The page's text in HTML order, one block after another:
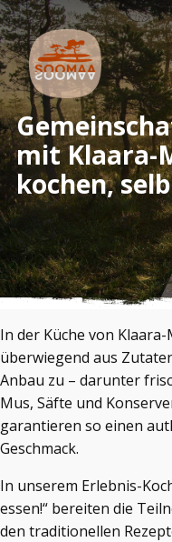
mit Klaara-
kochen,
In der Küche von
überwiegend aus
Anbau zu – darunter
Mus, Säfte und
garantieren so einen
Geschmack.
In unserem Erlebnis-
essen!“ bereiten die
den traditionellen